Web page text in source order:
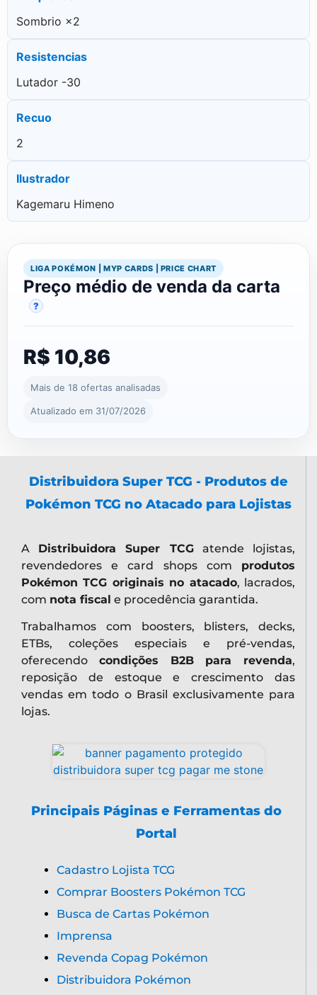
Fraquezas
Resistencias
Recuo
Ilustrador
Kagemaru Himeno
LIGA POKÉMON | MYP CARDS | PRICE CHART
Preço médio de venda da carta
R$ 10,86
Mais de 18 ofertas analisadas
Distribuidora Super TCG - Produtos de
ADistribuidora Super TCGatende lojistas,
revendedores e card shops com produtos
Pokémon TCG originais no atacado, lacrados,
com
nota fiscal e procedência garantida.
Trabalhamos com boosters, blisters, decks,
ETBs, coleções especiais e pré-vendas,
oferecendocondições B2B para revenda,
reposição de estoque e crescimento das
vendas em todo o Brasil exclusivamente para
Principais Páginas e Ferramentas do
Cadastro Lojista TCG
Comprar Boosters Pokémon TCG
Busca de Cartas Pokémon
Imprensa
Revenda Copag Pokémon